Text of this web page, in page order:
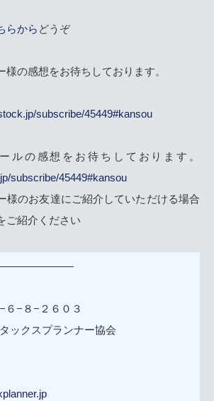
らから どうぞ
様の感想をお待ちしております。
subscribe/45449#kansou
ルの感想をお待ちしております。
subscribe/45449#kansou
様のお友達にご紹介していただける場合
ご紹介ください
６−８−２６０３
ックスプランナー協会